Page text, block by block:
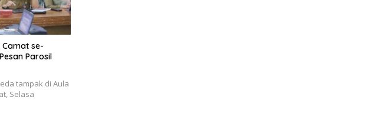
Camat se-
Parosil
tampak di Aula
Selasa